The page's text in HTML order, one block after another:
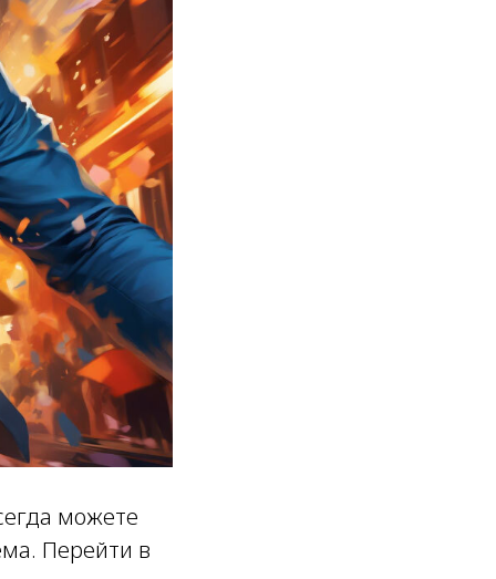
можете
Перейти в